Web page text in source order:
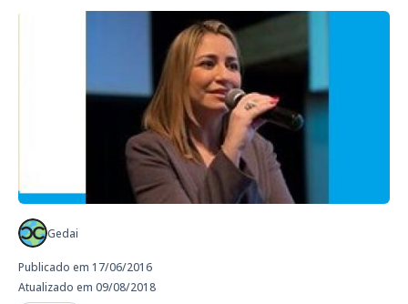
Gedai
Publicado em 17/06/2016
Atualizado em 09/08/2018